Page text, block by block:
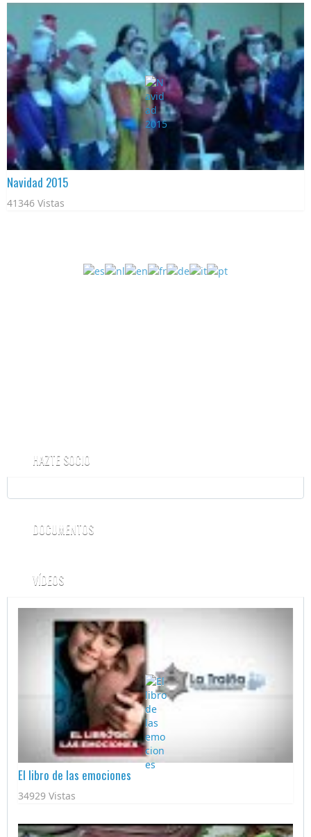
Navidad 2015
41346 Vistas
HAZTE SOCIO
DOCUMENTOS
VÍDEOS
El libro de las emociones
34929 Vistas